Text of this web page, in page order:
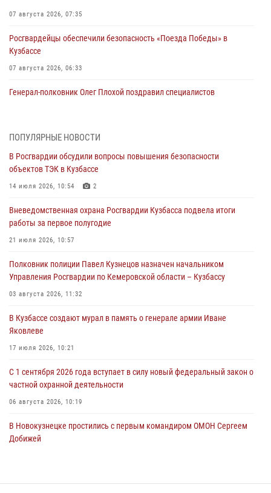
07 августа 2026, 07:35
Росгвардейцы обеспечили безопасность «Поезда Победы» в
Кузбассе
07 августа 2026, 06:33
Генерал-полковник Олег Плохой поздравил специалистов
07 августа 2026, 05:32
С 1 сентября 2026 года вступает в силу новый федеральный закон о
частной охранной деятельности
06 августа 2026, 10:19
Росгвардейцы задержали предполагаемого виновника причинения
ножевого ранения кемеровчанину
06 августа 2026, 09:18
Росгвардейцы задержали мужчину, повредившего имущество
горожанки
06 августа 2026, 08:17
Росгвардейцы пресекли противоправные действия и защитили
новокузнечанку от агрессивного знакомого
06 августа 2026, 07:16
ПОПУЛЯРНЫЕ НОВОСТИ
В Росгвардии обсудили вопросы повышения безопасности
объектов ТЭК в Кузбассе
14 июля 2026, 10:54 2
Вневедомственная охрана Росгвардии Кузбасса подвела итоги
работы за первое полугодие
21 июля 2026, 10:57
Полковник полиции Павел Кузнецов назначен начальником
Управления Росгвардии по Кемеровской области – Кузбассу
03 августа 2026, 11:32
В Кузбассе создают мурал в память о генерале армии Иване
Яковлеве
17 июля 2026, 10:21
С 1 сентября 2026 года вступает в силу новый федеральный закон о
частной охранной деятельности
06 августа 2026, 10:19
В Новокузнецке простились с первым командиром ОМОН Сергеем
Добижей